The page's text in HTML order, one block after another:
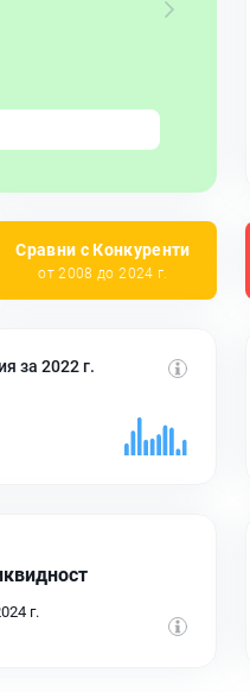
Сравни с Конкуренти
от 2008 до 2024 г.
за 2022 г.
г.